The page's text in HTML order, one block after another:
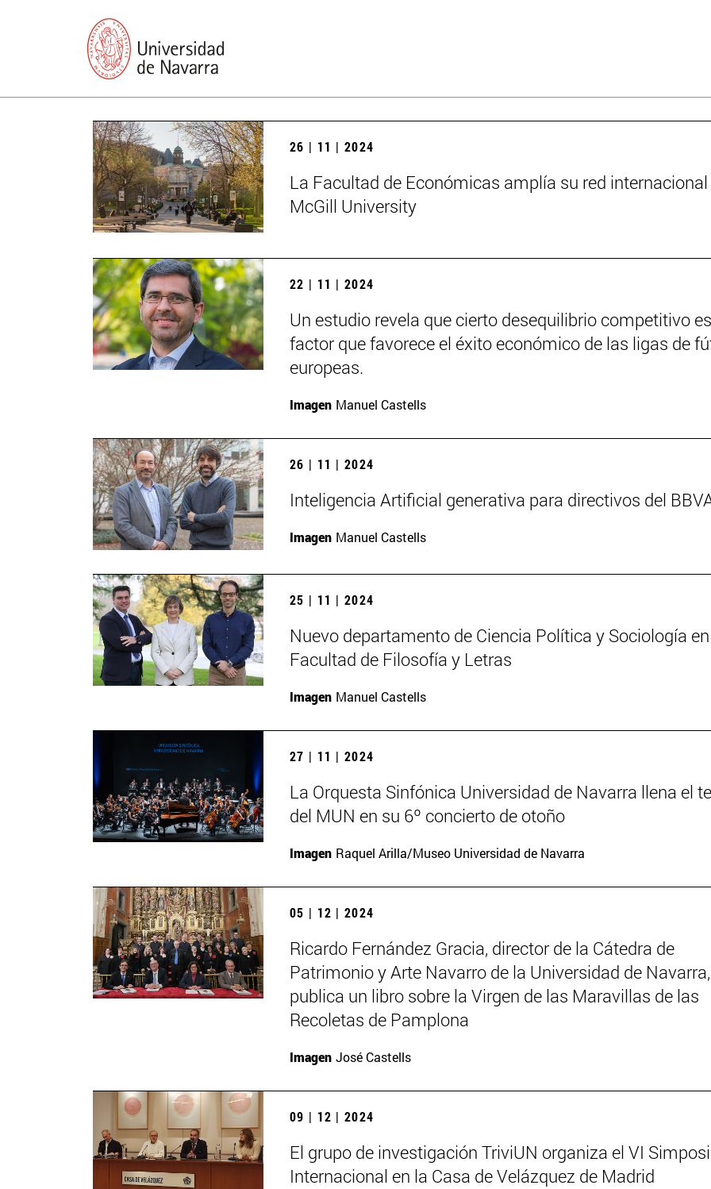
26 | 11 | 2024
La Facultad de Económicas amplía su red
McGill University
22 | 11 | 2024
Un estudio revela que cierto desequilibrio competitivo
factor que favorece el éxito económico de las ligas de
europeas.
Imagen Manuel Castells
26 | 11 | 2024
Inteligencia Artificial generativa para directivos del
Imagen Manuel Castells
25 | 11 | 2024
Nuevo departamento de Ciencia Política y Sociología
Facultad de Filosofía y Letras
Imagen Manuel Castells
27 | 11 | 2024
La Orquesta Sinfónica Universidad de Navarra llena el
del MUN en su 6º concierto de otoño
Imagen Raquel Arilla/Museo Universidad de Navarra
05 | 12 | 2024
Ricardo Fernández Gracia, director de la Cátedra de
Patrimonio y Arte Navarro de la Universidad de Navarra,
publica un libro sobre la Virgen de las Maravillas de las
Recoletas de Pamplona
Imagen José Castells
09 | 12 | 2024
El grupo de investigación TriviUN organiza el VI
Internacional en la Casa de Velázquez de Madrid